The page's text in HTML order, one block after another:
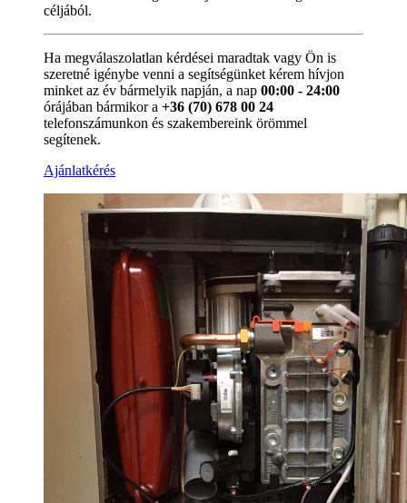
céljából.
Ha megválaszolatlan kérdései maradtak vagy Ön is
szeretné igénybe venni a segítségünket kérem hívjon
minket az év bármelyik napján, a nap 00:00 - 24:00
órájában bármikor a +36 (70) 678 00 24
telefonszámunkon és szakembereink örömmel
segítenek.
Ajánlatkérés